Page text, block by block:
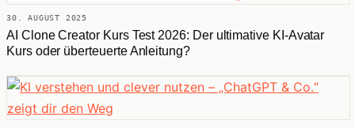
30. AUGUST 2025
AI Clone Creator Kurs Test 2026: Der ultimative KI-Avatar
Kurs oder überteuerte Anleitung?